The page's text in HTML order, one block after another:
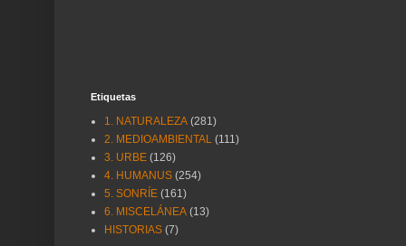
Etiquetas
1. NATURALEZA (281)
2. MEDIOAMBIENTAL (111)
3. URBE (126)
4. HUMANUS (254)
5. SONRÍE (161)
6. MISCELÁNEA (13)
HISTORIAS (7)